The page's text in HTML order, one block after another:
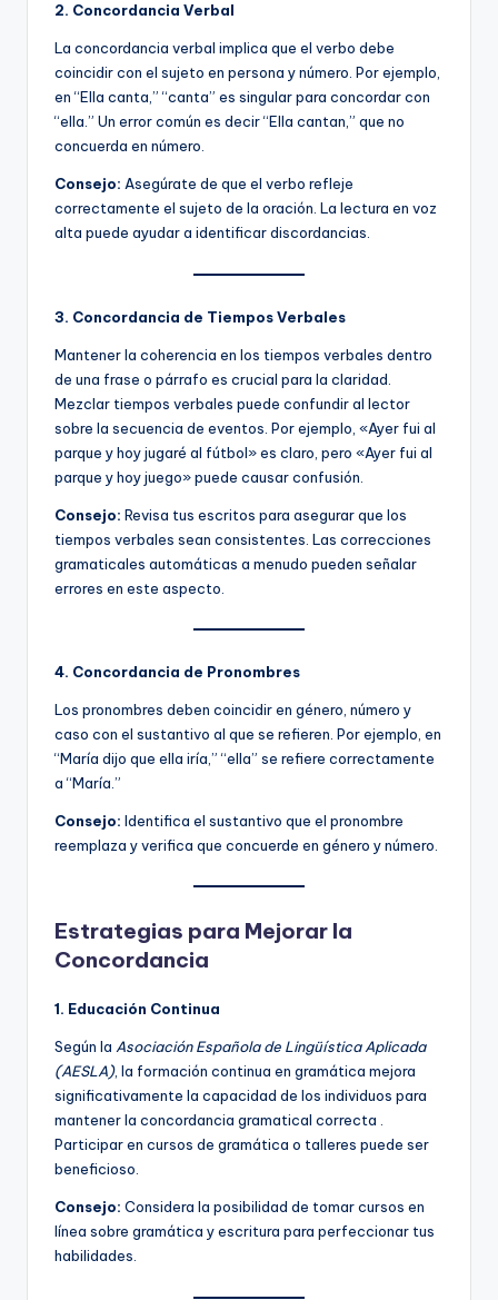
2. Concordancia Verbal
La concordancia verbal implica que el verbo debe
coincidir con el sujeto en persona y número. Por ejemplo,
en “Ella canta,” “canta” es singular para concordar con
“ella.” Un error común es decir “Ella cantan,” que no
concuerda en número.
Consejo: Asegúrate de que el verbo refleje
correctamente el sujeto de la oración. La lectura en voz
alta puede ayudar a identificar discordancias.
3. Concordancia de Tiempos Verbales
Mantener la coherencia en los tiempos verbales dentro
de una frase o párrafo es crucial para la claridad.
Mezclar tiempos verbales puede confundir al lector
sobre la secuencia de eventos. Por ejemplo, «Ayer fui al
parque y hoy jugaré al fútbol» es claro, pero «Ayer fui al
parque y hoy juego» puede causar confusión.
Consejo: Revisa tus escritos para asegurar que los
tiempos verbales sean consistentes. Las correcciones
gramaticales automáticas a menudo pueden señalar
errores en este aspecto.
4. Concordancia de Pronombres
Los pronombres deben coincidir en género, número y
caso con el sustantivo al que se refieren. Por ejemplo, en
“María dijo que ella iría,” “ella” se refiere correctamente
a “María.”
Consejo: Identifica el sustantivo que el pronombre
reemplaza y verifica que concuerde en género y número.
Estrategias para Mejorar la
Concordancia
1. Educación Continua
Según la Asociación Española de Lingüística Aplicada
(AESLA), la formación continua en gramática mejora
significativamente la capacidad de los individuos para
mantener la concordancia gramatical correcta .
Participar en cursos de gramática o talleres puede ser
beneficioso.
Consejo: Considera la posibilidad de tomar cursos en
línea sobre gramática y escritura para perfeccionar tus
habilidades.